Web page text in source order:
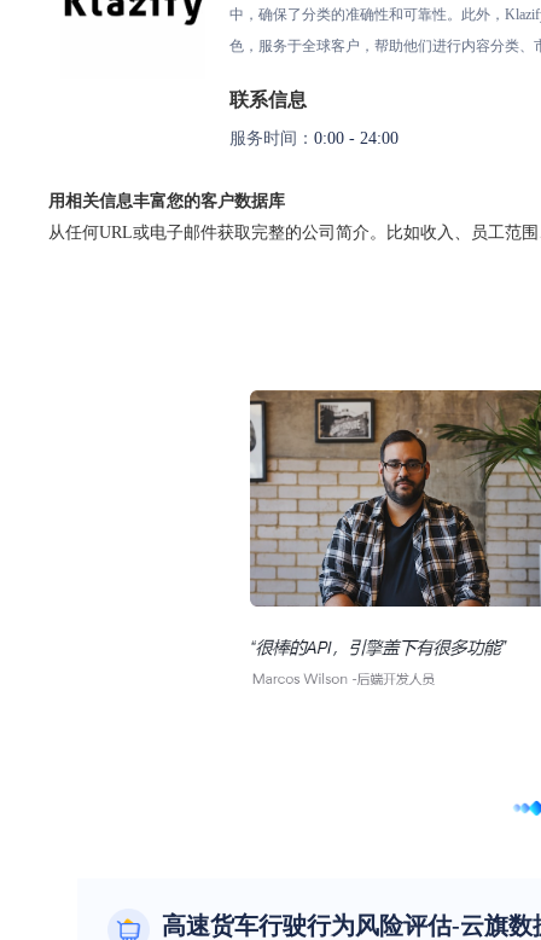
中，确保了分类的准确性和可靠性。此外，
色，服务于全球客户，帮助他们进行内容分类、
联系信息
服务时间： 0:00 - 24:00
用相关信息丰富您的客户数据库
从任何URL或电子邮件获取完整的公司简介。比如收入、员工范
高速货车行驶行为风险评估-云旗数